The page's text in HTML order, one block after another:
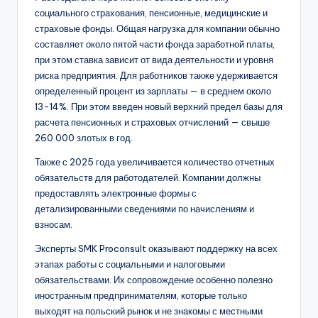
социального страхования, пенсионные, медицинские и
страховые фонды. Общая нагрузка для компании обычно
составляет около пятой части фонда заработной платы,
при этом ставка зависит от вида деятельности и уровня
риска предприятия. Для работников также удерживается
определенный процент из зарплаты — в среднем около
13-14%. При этом введен новый верхний предел базы для
расчета пенсионных и страховых отчислений — свыше
260 000 злотых в год.
Также с 2025 года увеличивается количество отчетных
обязательств для работодателей. Компании должны
предоставлять электронные формы с
детализированными сведениями по начислениям и
взносам.
Эксперты SMK Proconsult оказывают поддержку на всех
этапах работы с социальными и налоговыми
обязательствами. Их сопровождение особенно полезно
иностранным предпринимателям, которые только
выходят на польский рынок и не знакомы с местными